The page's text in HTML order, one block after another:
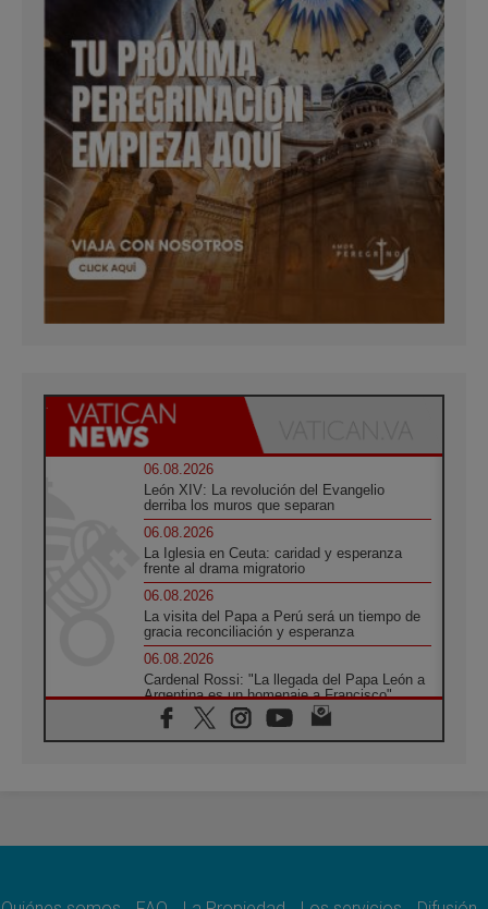
06.08.2026
León XIV: La revolución del Evangelio
derriba los muros que separan
06.08.2026
La Iglesia en Ceuta: caridad y esperanza
frente al drama migratorio
06.08.2026
La visita del Papa a Perú será un tiempo de
gracia reconciliación y esperanza
06.08.2026
Cardenal Rossi: "La llegada del Papa León a
Argentina es un homenaje a Francisco"
06.08.2026
En Asís, León XIV invita a los jóvenes a
05.08.2026